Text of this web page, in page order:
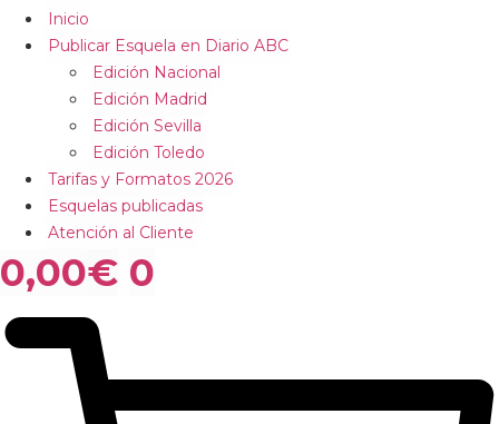
Inicio
Publicar Esquela en Diario ABC
Edición Nacional
Edición Madrid
Edición Sevilla
Edición Toledo
Tarifas y Formatos 2026
Esquelas publicadas
Atención al Cliente
0,00€ 0